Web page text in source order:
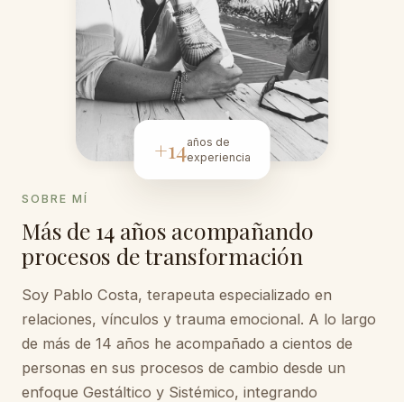
+14años de
experiencia
SOBRE MÍ
Más de 14 años acompañando
procesos de transformación
Soy Pablo Costa, terapeuta especializado en
relaciones, vínculos y trauma emocional. A lo largo
de más de 14 años he acompañado a cientos de
personas en sus procesos de cambio desde un
enfoque Gestáltico y Sistémico, integrando